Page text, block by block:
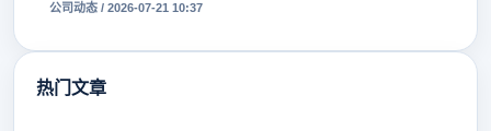
公司动态 / 2026-07-21 10:37
热门文章